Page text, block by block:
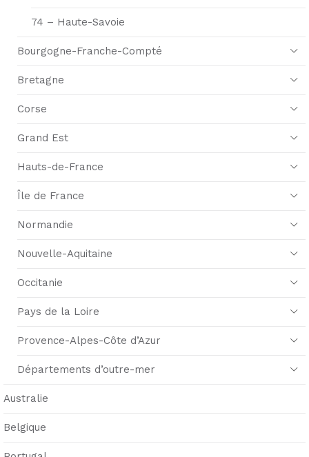
74 – Haute-Savoie
Bourgogne-Franche-Compté
Bretagne
Corse
Grand Est
Hauts-de-France
Île de France
Normandie
Nouvelle-Aquitaine
Occitanie
Pays de la Loire
Provence-Alpes-Côte d’Azur
Départements d’outre-mer
Australie
Belgique